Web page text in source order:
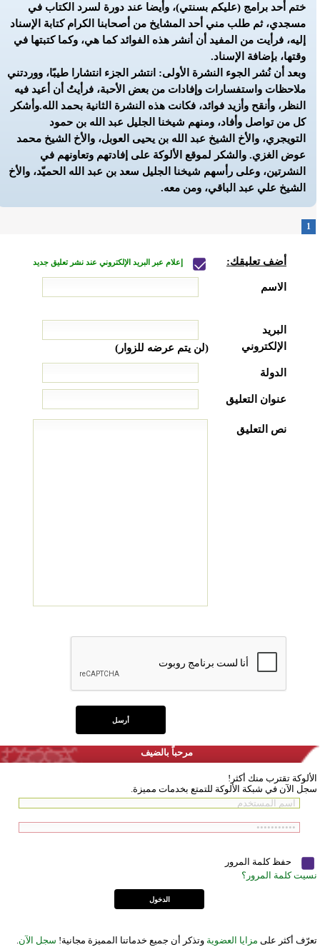
ختم أحد برامج (عليكم بسنتي)، وأيضا عند دورة لسرد الكتاب في
مسجدي، ثم طلب مني أحد المشايخ من أصحابنا الكرام كتابة الإسناد
إليه، فرأيت من المفيد أن أنشر هذه الفوائد كما هي، وكما كتبتها في
وقتها، بإضافة الإسناد.
وبعد أن نُشر الجوء النشرة الأولى: انتشر الجزء انتشارا طيبًا، ووردتني
ملاحظات واستفسارات وإفادات من بعض الأحبة، فرأيتُ أن أعيد فيه
النظر، وأنقح وأزيد فوائد، فكانت هذه النشرة الثانية بحمد الله.وأشكر
كل من تواصل وأفاد، ومنهم شيخنا الجليل عبد الله بن حمود
التويجري، والأخ الشيخ عبد الله بن يحيى العوبل، والأخ الشيخ محمد
عوض الغزي. والشكر لموقع الألوكة على إفادتهم وتعاونهم في
النشرتين، وعلى رأسهم شيخنا الجليل سعد بن عبد الله الحميّد، والأخ
الشيخ علي عبد الباقي، ومن معه.
1
أضف تعليقك: إعلام عبر البريد الإلكتروني عند نشر تعليق جديد
الاسم
البريد
الإلكتروني
(لن يتم عرضه للزوار)
الدولة
عنوان التعليق
نص التعليق
مرحباً بالضيف
الألوكة تقترب منك أكثر!
سجل الآن في شبكة الألوكة للتمتع بخدمات مميزة.
حفظ كلمة المرور
نسيت كلمة المرور؟
تعرّف أكثر على مزايا العضوية وتذكر أن جميع خدماتنا المميزة مجانية! سجل الآن.